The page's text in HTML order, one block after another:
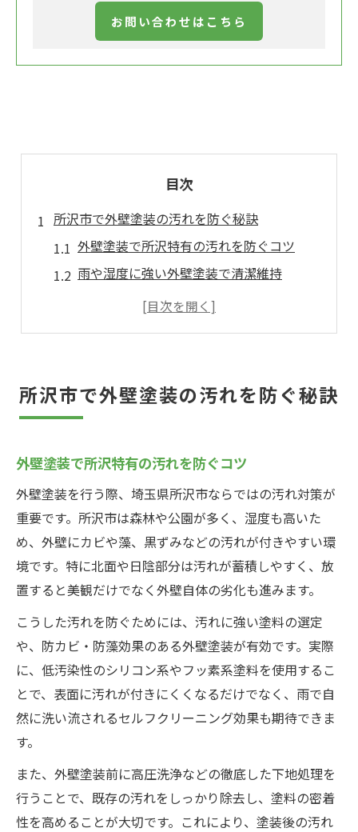
お問い合わせはこちら
目次
所沢市で外壁塗装の汚れを防ぐ秘訣
外壁塗装で所沢特有の汚れを防ぐコツ
雨や湿度に強い外壁塗装で清潔維持
外壁塗装の正しい洗浄と下地処理法
外壁塗装で美観と耐久性を両立させる方法
外壁塗装で資産価値を守るポイント
外壁塗装後の定期点検で寿命を延ばす
外壁塗装による長持ちと快適な住まい
季節の変化に強い外壁塗装の選び方
季節ごとに最適な外壁塗装のタイミング
外壁塗装で梅雨や台風の汚れ対策を強化
気温と湿度に適した外壁塗装素材の選定
外壁塗装の塗料選びで長持ちを目指す
外壁塗装で環境変化の影響を最小限に
湿度や環境汚れ対策なら外壁塗装を
外壁塗装でカビや藻の発生を抑える
外壁塗装の防汚効果と長期維持の秘訣
所沢市で外壁塗装の汚れを防ぐ秘訣
外壁塗装で所沢特有の汚れを防ぐコツ
外壁塗装を行う際、埼玉県所沢市ならではの汚れ対策が
重要です。所沢市は森林や公園が多く、湿度も高いた
め、外壁にカビや藻、黒ずみなどの汚れが付きやすい環
境です。特に北面や日陰部分は汚れが蓄積しやすく、放
置すると美観だけでなく外壁自体の劣化も進みます。
こうした汚れを防ぐためには、汚れに強い塗料の選定
や、防カビ・防藻効果のある外壁塗装が有効です。実際
に、低汚染性のシリコン系やフッ素系塗料を使用するこ
とで、表面に汚れが付きにくくなるだけでなく、雨で自
然に洗い流されるセルフクリーニング効果も期待できま
す。
また、外壁塗装前に高圧洗浄などの徹底した下地処理を
行うことで、既存の汚れをしっかり除去し、塗料の密着
性を高めることが大切です。これにより、塗装後の汚れ